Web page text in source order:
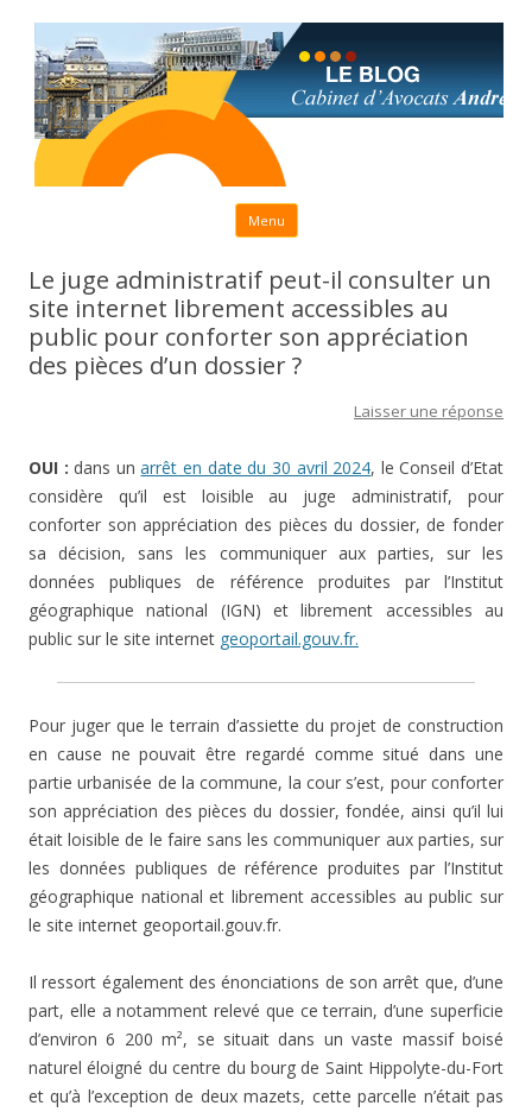
Menu Aller au contenu principal
Le juge administratif peut-il consulter un
site internet librement accessibles au
public pour conforter son appréciation
des pièces d’un dossier ?
Laisser une réponse
OUI : dans unarrêt en date du 30 avril 2024, le Conseil d’Etat
considère qu’il est loisible au juge administratif, pour
conforter son appréciation des pièces du dossier, de fonder
sa décision, sans les communiquer aux parties, sur les
données publiques de référence produites par l’Institut
géographique national (IGN) et librement accessibles au
public sur le site internet geoportail.gouv.fr.
Pour juger que le terrain d’assiette du projet de construction
en cause ne pouvait être regardé comme situé dans une
partie urbanisée de la commune, la cour s’est, pour conforter
son appréciation des pièces du dossier, fondée, ainsi qu’il lui
était loisible de le faire sans les communiquer aux parties, sur
les données publiques de référence produites par l’Institut
géographique national et librement accessibles au public sur
le site internet geoportail.gouv.fr.
Il ressort également des énonciations de son arrêt que, d’une
part, elle a notamment relevé que ce terrain, d’une superficie
d’environ 6 200 m², se situait dans un vaste massif boisé
naturel éloigné du centre du bourg de Saint Hippolyte-du-Fort
et qu’à l’exception de deux mazets, cette parcelle n’était pas